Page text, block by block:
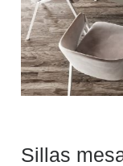
Sillas